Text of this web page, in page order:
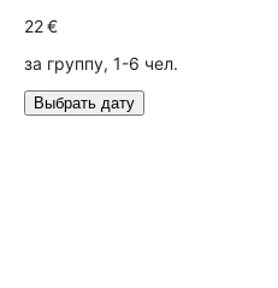
22 €
за группу, 1-6 чел.
Выбрать дату